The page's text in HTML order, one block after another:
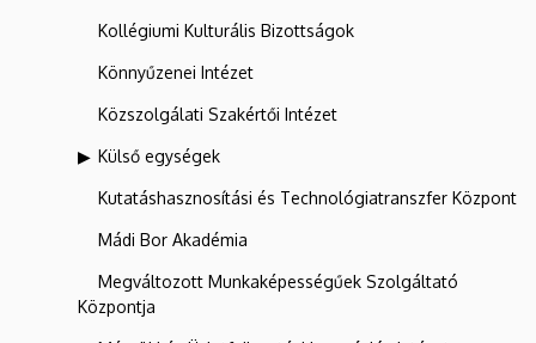
Kollégiumi Kulturális Bizottságok
Könnyűzenei Intézet
Közszolgálati Szakértői Intézet
Külső egységek
Kutatáshasznosítási és Technológiatranszfer Központ
Mádi Bor Akadémia
Megváltozott Munkaképességűek Szolgáltató
Központja